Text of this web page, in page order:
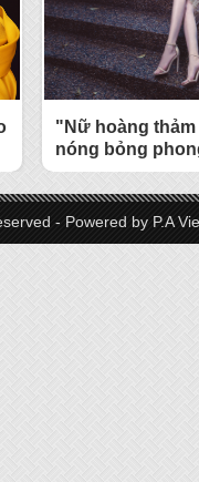
"Nữ hoàng
nóng bỏng
- Powered by P.A